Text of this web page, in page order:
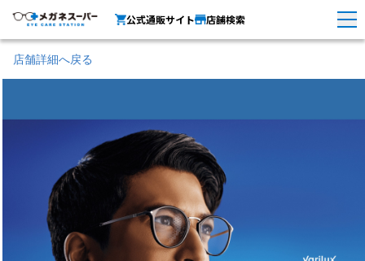
公式通販サイト 店舗検索
店舗詳細へ戻る